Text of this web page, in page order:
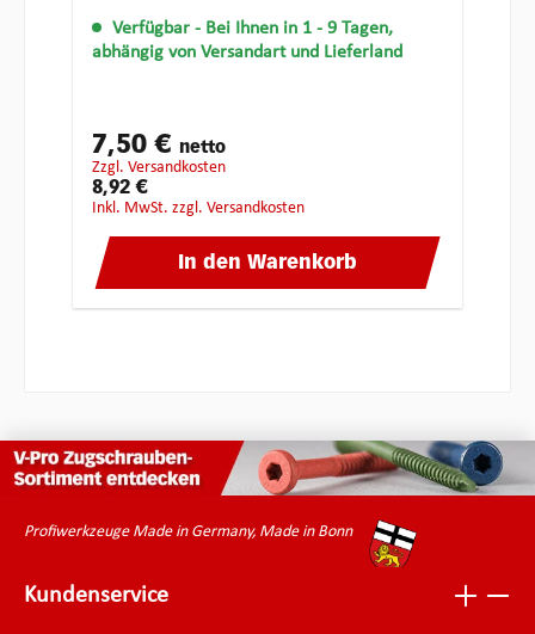
Verfügbar - Bei Ihnen in 1 - 9 Tagen,
abhängig von Versandart und Lieferland
7,50 € netto
zzgl. Versandkosten
8,92 €
inkl. MwSt. zzgl. Versandkosten
In den Warenkorb
Profiwerkzeuge Made in Germany, Made in Bonn
Kundenservice